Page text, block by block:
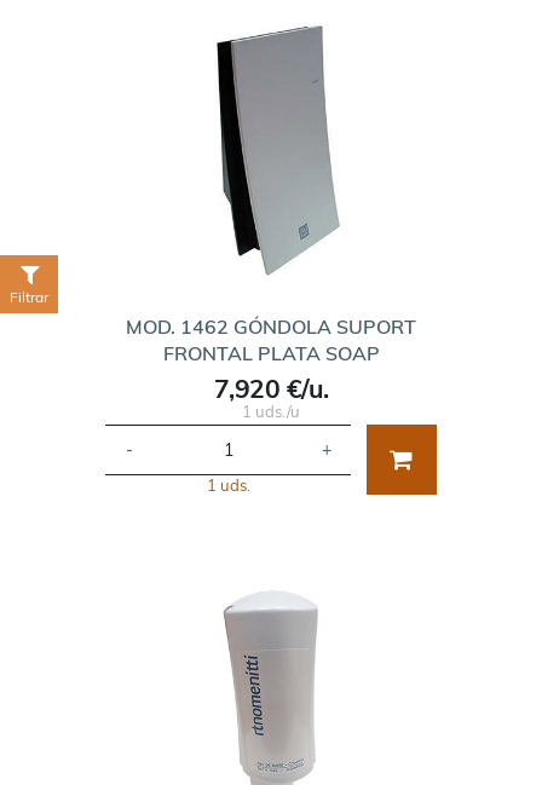
MOD. 1462 GÓNDOLA SUPORT
FRONTAL PLATA SOAP
7,920 €/u.
1 uds./u
- +
1 uds.
Filtrar